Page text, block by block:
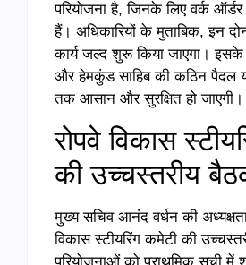
परियोजना है, जिनके लिए वर्क
हैं। अधिकारियों के मुताबिक, इन
कार्य जल्द शुरू किया जाएगा। इसके
और हेमकुंड साहिब की कठिन पैदल
तक आसान और सुरक्षित हो जाएगी।
रोपवे विकास
की उच्चस्तरीय
मुख्य सचिव आनंद वर्धन की
विकास स्टीयरिंग कमेटी की